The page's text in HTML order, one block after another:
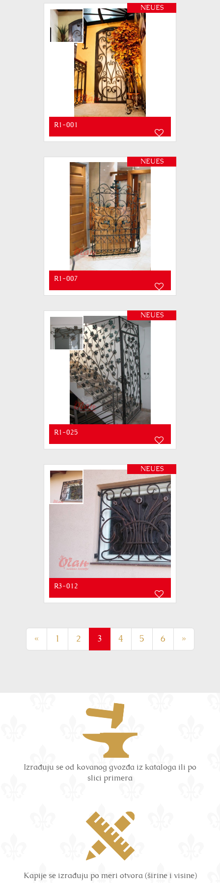
NEUES
R1-001
NEUES
R1-007
NEUES
R1-025
NEUES
R3-012
« 1 2 3(current)
4 5 6 »
Izrađuju se od kovanog gvozđa iz kataloga ili po
slici primera
Kapije se izrađuju po meri otvora (širine i visine)